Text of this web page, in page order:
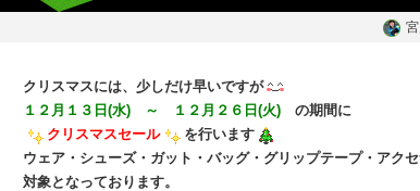
クリスマスには、少しだけ早いですが
１２月１３日(水) ～ １２月２６日(火) の期間に
クリスマスセール
を行います
ウェア・シューズ・ガット・バッグ・グリップテープ・アク
対象となっております。